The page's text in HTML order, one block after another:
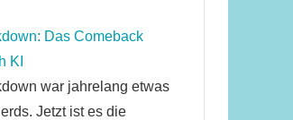
Das Comeback
KI
war jahrelang etwas
Jetzt ist es die